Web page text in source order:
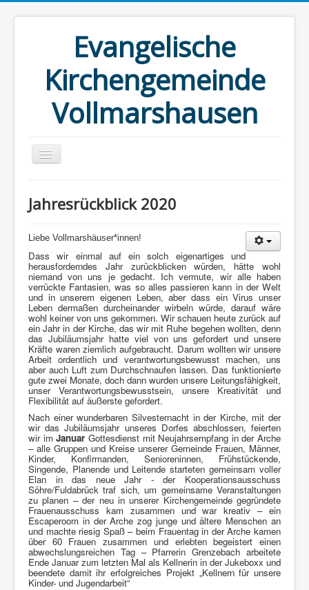
Evangelische
Kirchengemeinde
Vollmarshausen
Kirche
Kirchenvorstand
Gemeindehaus
Angebote
Blick über den Tellerrand
Konfirmandenarbeit
Förderkreis
Kinder- und Jugendarbeit
Berichte
Impressum
Aktuelle Seite: Startseite
Kirche
Jahresrückblicke
Jahresrückblick 2020
Jahresrückblick 2020
Liebe Vollmarshäuser*innen!
Dass wir einmal auf ein solch eigenartiges und
herausforderndes Jahr zurückblicken würden, hätte wohl
niemand von uns je gedacht. Ich vermute, wir alle haben
verrückte Fantasien, was so alles passieren kann in der Welt
und in unserem eigenen Leben, aber dass ein Virus unser
Leben dermaßen durcheinander wirbeln würde, darauf wäre
wohl keiner von uns gekommen. Wir schauen heute zurück auf
ein Jahr in der Kirche, das wir mit Ruhe begehen wollten, denn
das Jubiläumsjahr hatte viel von uns gefordert und unsere
Kräfte waren ziemlich aufgebraucht. Darum wollten wir unsere
Arbeit ordentlich und verantwortungsbewusst machen, uns
aber auch Luft zum Durchschnaufen lassen. Das funktionierte
gute zwei Monate, doch dann wurden unsere Leitungsfähigkeit,
unser Verantwortungsbewusstsein, unsere Kreativität und
Flexibilität auf äußerste gefordert.
Nach einer wunderbaren Silvesternacht in der Kirche, mit der
wir das Jubiläumsjahr unseres Dorfes abschlossen, feierten
wir imJanuar Gottesdienst mit Neujahrsempfang in der Arche
– alle Gruppen und Kreise unserer Gemeinde Frauen, Männer,
Kinder, Konfirmanden, Senioreninnen, Frühstückende,
Singende, Planende und Leitende starteten gemeinsam voller
Elan in das neue Jahr - der Kooperationsausschuss
Söhre/Fuldabrück traf sich, um gemeinsame Veranstaltungen
zu planen – der neu in unserer Kirchengemeinde gegründete
Frauenausschuss kam zusammen und war kreativ – ein
Escaperoom in der Arche zog junge und ältere Menschen an
und machte riesig Spaß – beim Frauentag in der Arche kamen
über 60 Frauen zusammen und erlebten begeistert einen
abwechslungsreichen Tag – Pfarrerin Grenzebach arbeitete
Ende Januar zum letzten Mal als Kellnerin in der Jukeboxx und
beendete damit ihr erfolgreiches Projekt „Kellnern für unsere
Kinder- und Jugendarbeit“